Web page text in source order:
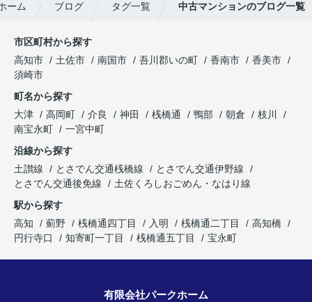
ーム ブログ タグ一覧 中古マンションのブログ一覧
市区町村から探す
高知市
土佐市 南国市 吾川郡いの町 香南市
香美市
須崎市
町名から探す
大津
高岡町 介良 神田 桟橋通 鴨部 朝倉
枝川
南宝永町
一宮中町
沿線から探す
土讃線
とさでん交通桟橋線
とさでん交通伊野線
とさでん交通後免線
土佐くろしおごめん・なはり線
駅から探す
高知
薊野 桟橋通四丁目 入明 桟橋通二丁目
高知橋
円行寺口
知寄町一丁目 桟橋通五丁目 宝永町
有限会社パークホーム